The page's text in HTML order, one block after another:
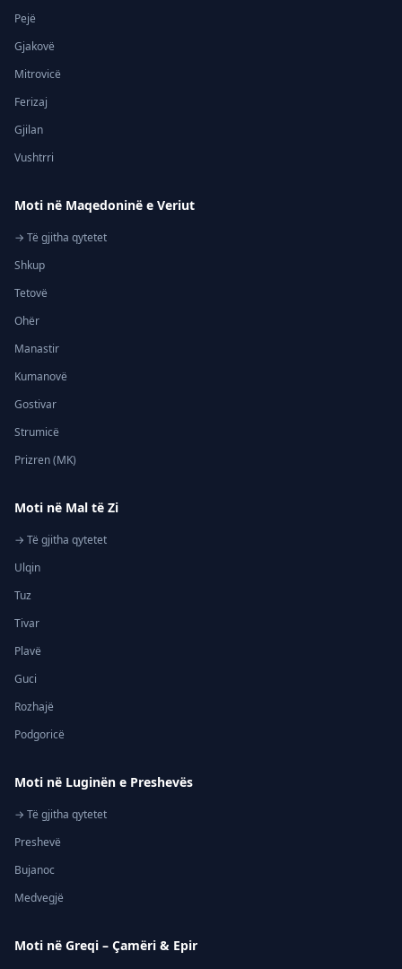
Pejë
Gjakovë
Mitrovicë
Ferizaj
Gjilan
Vushtrri
Moti në Maqedoninë e Veriut
→ Të gjitha qytetet
Shkup
Tetovë
Ohër
Manastir
Kumanovë
Gostivar
Strumicë
Prizren (MK)
Moti në Mal të Zi
→ Të gjitha qytetet
Ulqin
Tuz
Tivar
Plavë
Guci
Rozhajë
Podgoricë
Moti në Luginën e Preshevës
→ Të gjitha qytetet
Preshevë
Bujanoc
Medvegjë
Moti në Greqi – Çamëri & Epir